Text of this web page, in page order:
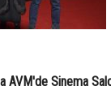
Sinema